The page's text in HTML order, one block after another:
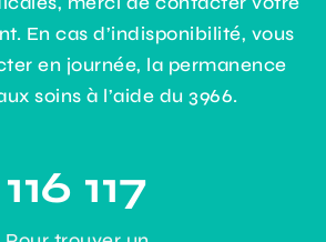
En cas d’indisponibilité, vous
en journée, la permanence
soins à l’aide du 3966.
116 117